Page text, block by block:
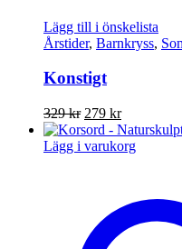
Lägg till i önskelista
Årstider, Barnkryss,
Konstigt
329kr Det
ursprungliga
priset
279 krDet
nuvarande
priset
Lägg i varukorg